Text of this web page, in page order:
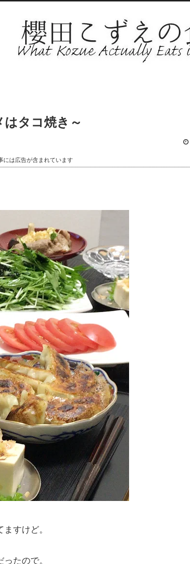
タコ焼き～
には広告が含まれています
すけど。
たので。